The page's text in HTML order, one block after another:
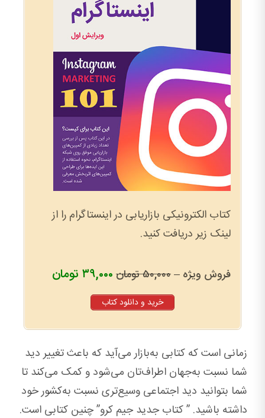
کتاب الکترونیکی بازاریابی در اینستاگرام را از
لینک زیر دریافت کنید.
فروش ویژه –۵۰,۰۰۰ تومان ۳۹,۰۰۰ تومان
خرید و دانلود کتاب
زمانی است که کتابی به‌بازار می‌آید که باعث تغییر دید
شما نسبت به‌جهان اطراف‌تان می‌شود و کمک می‌کند تا
شما بتوانید دید اجتماعی وسیع‌تری نسبت به‌کشور خود
داشته باشید. ” کتاب جدید جیم کرو” چنین کتابی است.